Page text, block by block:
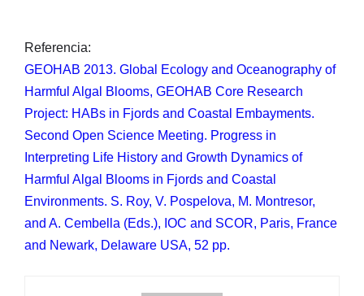
Referencia:
GEOHAB 2013. Global Ecology and Oceanography of
Harmful Algal Blooms, GEOHAB Core Research
Project: HABs in Fjords and Coastal Embayments.
Second Open Science Meeting. Progress in
Interpreting Life History and Growth Dynamics of
Harmful Algal Blooms in Fjords and Coastal
Environments. S. Roy, V. Pospelova, M. Montresor,
and A. Cembella (Eds.), IOC and SCOR, Paris, France
and Newark, Delaware USA, 52 pp.